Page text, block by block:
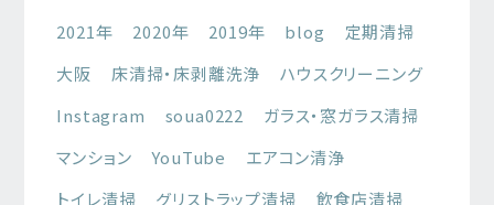
2021年
2020年 2019年 blog
定期清掃
大阪
床清掃・床剥離洗浄
ハウスクリーニング
Instagram
soua0222
ガラス・窓ガラス清掃
マンション
YouTube
エアコン清浄
トイレ清掃
グリストラップ清掃
飲食店清掃